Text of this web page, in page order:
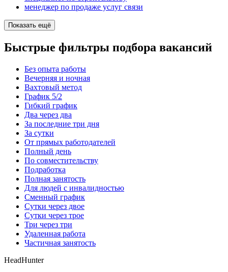
менеджер по продаже услуг связи
Показать ещё
Быстрые фильтры подбора вакансий
Без опыта работы
Вечерняя и ночная
Вахтовый метод
График 5/2
Гибкий график
Два через два
За последние три дня
За сутки
От прямых работодателей
Полный день
По совместительству
Подработка
Полная занятость
Для людей с инвалидностью
Сменный график
Сутки через двое
Сутки через трое
Три через три
Удаленная работа
Частичная занятость
HeadHunter